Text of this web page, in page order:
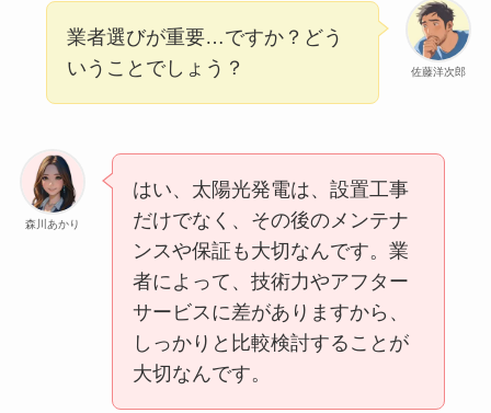
佐藤洋次郎
業者選びが重要…ですか？どう
いうことでしょう？
森川あかり
はい、太陽光発電は、設置工事
だけでなく、その後のメンテナ
ンスや保証も大切なんです。業
者によって、技術力やアフター
サービスに差がありますから、
しっかりと比較検討することが
大切なんです。